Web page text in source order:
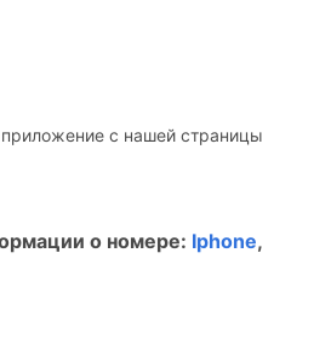
c нашей страницы
о номере: Iphone,